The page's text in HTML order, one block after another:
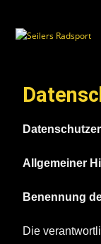
Allgemeiner
Benennung
Die